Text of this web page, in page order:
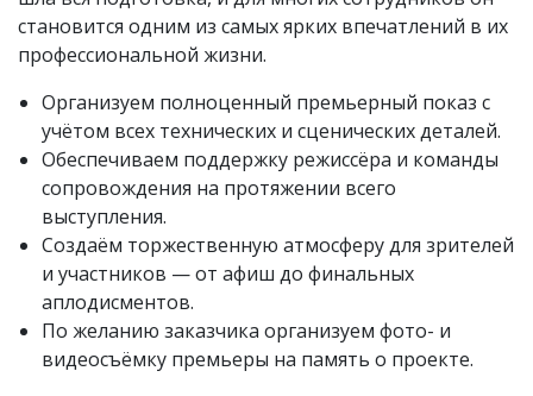
становится одним из самых ярких впечатлений в их
профессиональной жизни.
Организуем полноценный премьерный показ с
учётом всех технических и сценических деталей.
Обеспечиваем поддержку режиссёра и команды
сопровождения на протяжении всего
выступления.
Создаём торжественную атмосферу для зрителей
и участников — от афиш до финальных
аплодисментов.
По желанию заказчика организуем фото- и
видеосъёмку премьеры на память о проекте.